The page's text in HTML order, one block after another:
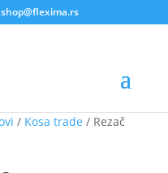
shop@flexima.rs
/ Kosa trade / Rezač